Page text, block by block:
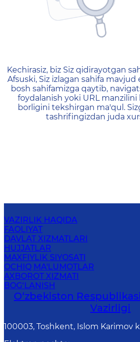
404 —
Kechirasiz, biz Siz qidirayotgan
Afsuski, Siz izlagan sahifa mavjud
bosh sahifamizga qaytib,
foydalanish yoki URL
borligini tekshirgan ma'qul.
tashrifingizdan juda
VAZIRLIK HAQIDA
FAOLIYAT
DAVLAT XIZMATLARI
HUJJATLAR
MAXFIYLIK SIYOSATI
OCHIQ MA'LUMOTLAR
AXBOROT XIZMATI
BOG‘LANISH
O‘zbеkistоn
Vаzirligi
100003, Toshkent, Islom Karimov